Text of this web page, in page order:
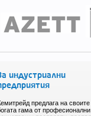
индустриални
предлага на своите
гама от професионални